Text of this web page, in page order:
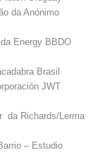
da Anónimo
Energy BBDO
Brasil
JWT
da Richards/Lerma
– Estudio